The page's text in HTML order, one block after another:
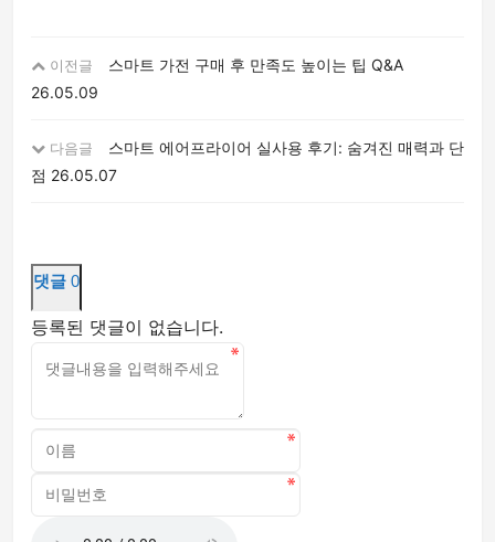
이전글
스마트 가전 구매 후 만족도 높이는 팁 Q&A
26.05.09
다음글
스마트 에어프라이어 실사용 후기: 숨겨진 매력과 단
점 26.05.07
댓글 0
등록된 댓글이 없습니다.